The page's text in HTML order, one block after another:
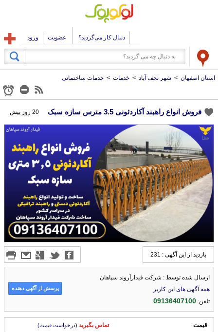
دنبال کار می‌گردید؟ عضویت ورود
استان اصفهان > شهر نجف آباد > خدمات > خدمات ساختمانی
فروش انواع راهبند آکاردئونی 3.5 مترس سازه سبک 20 روز پیش
بازدید از این آگهی : 231
ارسال شده توسط : شرکت فیدارآروند سپاهان
همه آگهی های این کاربر
تلفن:09136407100
پرسش از آگهی دهنده
قیمت تماس بگیرید (درخواست قیمت)